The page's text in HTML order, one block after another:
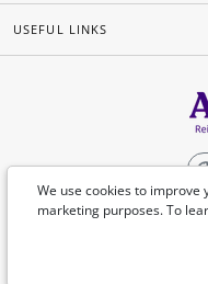
We use cookies to improve
marketing purposes. To
USEFUL LINKS